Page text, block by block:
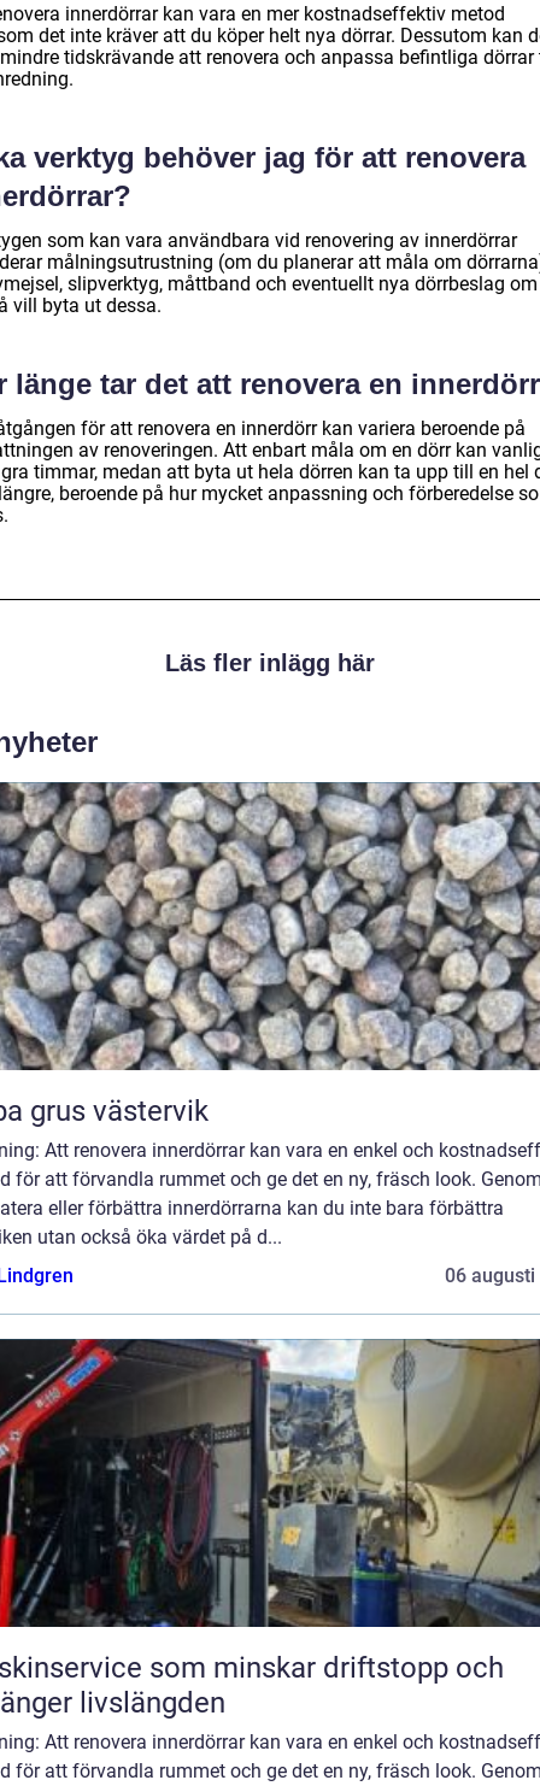
innerdörrar kan vara en mer kostnadseffektiv metod
det inte kräver att du köper helt nya dörrar. Dessutom kan
tidskrävande att renovera och anpassa befintliga dörrar
verktyg behöver jag för att renovera
som kan vara användbara vid renovering av innerdörrar
målningsutrustning (om du planerar att måla om
slipverktyg, måttband och eventuellt nya dörrbeslag
vill byta ut dessa.
länge tar det att renovera en
för att renovera en innerdörr kan variera beroende på
av renoveringen. Att enbart måla om en dörr kan
timmar, medan att byta ut hela dörren kan ta upp till en hel
beroende på hur mycket anpassning och förberedelse
Läs fler inlägg här
grus västervik
Att renovera innerdörrar kan vara en enkel och
för att förvandla rummet och ge det en ny, fräsch look.
eller förbättra innerdörrarna kan du inte bara förbättra
utan också öka värdet på d...
06 augusti
som minskar driftstopp och
livslängden
Att renovera innerdörrar kan vara en enkel och
för att förvandla rummet och ge det en ny, fräsch look.